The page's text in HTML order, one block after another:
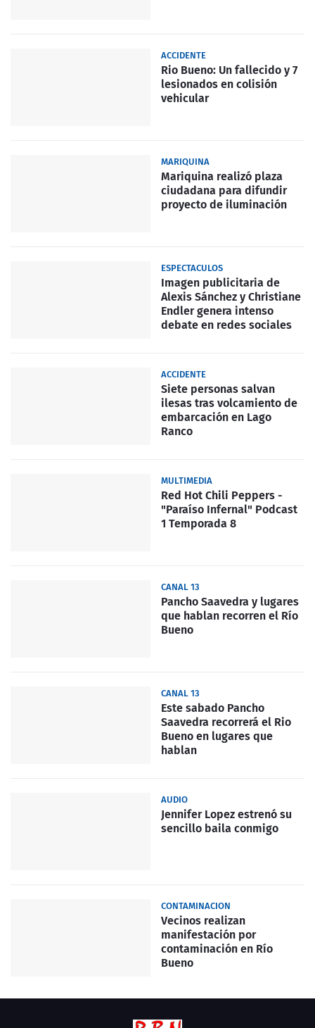
ACCIDENTE
Rio Bueno: Un fallecido y 7
lesionados en colisión
vehicular
MARIQUINA
Mariquina realizó plaza
ciudadana para difundir
proyecto de iluminación
ESPECTACULOS
Imagen publicitaria de
Alexis Sánchez y Christiane
Endler genera intenso
debate en redes sociales
ACCIDENTE
Siete personas salvan
ilesas tras volcamiento de
embarcación en Lago
Ranco
MULTIMEDIA
Red Hot Chili Peppers -
"Paraíso Infernal" Podcast
1 Temporada 8
CANAL 13
Pancho Saavedra y lugares
que hablan recorren el Río
Bueno
CANAL 13
Este sabado Pancho
Saavedra recorrerá el Rio
Bueno en lugares que
hablan
AUDIO
Jennifer Lopez estrenó su
sencillo baila conmigo
CONTAMINACION
Vecinos realizan
manifestación por
contaminación en Río
Bueno